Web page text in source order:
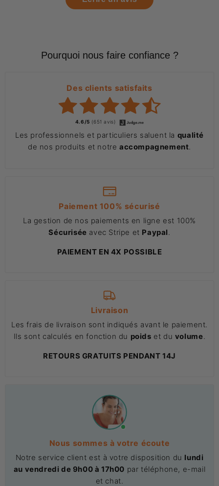
Pourquoi nous faire confiance ?
Des clients satisfaits
4.6/5 (651 avis)
Les professionnels et particuliers saluent la qualité
de nos produits et notre accompagnement
Paiement 100% sécurisé
La gestion de nos paiements en ligne est 100%
Sécurisée avec Stripe et Paypal
PAIEMENT EN 4X POSSIBLE
Livraison
Les frais de livraison sont indiqués avant le paiement.
Ils sont calculés en fonction du poids et du volume
RETOURS GRATUITS PENDANT 14J
Nous sommes à votre écoute
Notre service client est à votre disposition du lundi
au vendredi de 9h00 à 17h00 par téléphone, e-mail
et chat.